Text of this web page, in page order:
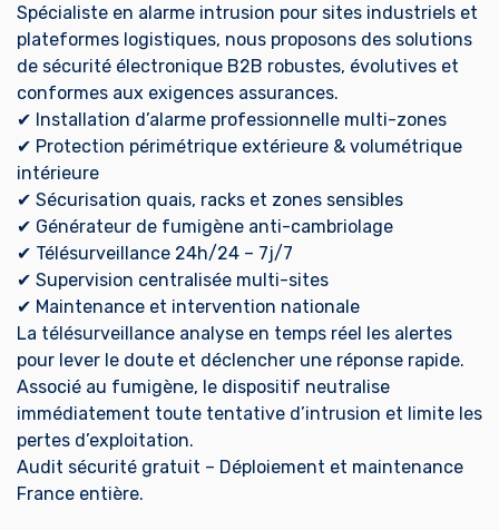
Spécialiste en alarme intrusion pour sites industriels et
plateformes logistiques, nous proposons des solutions
de sécurité électronique B2B robustes, évolutives et
conformes aux exigences assurances.
✔ Installation d’alarme professionnelle multi-zones
✔ Protection périmétrique extérieure & volumétrique
intérieure
✔ Sécurisation quais, racks et zones sensibles
✔ Générateur de fumigène anti-cambriolage
✔ Télésurveillance 24h/24 – 7j/7
✔ Supervision centralisée multi-sites
✔ Maintenance et intervention nationale
La télésurveillance analyse en temps réel les alertes
pour lever le doute et déclencher une réponse rapide.
Associé au fumigène, le dispositif neutralise
immédiatement toute tentative d’intrusion et limite les
pertes d’exploitation.
Audit sécurité gratuit – Déploiement et maintenance
France entière.